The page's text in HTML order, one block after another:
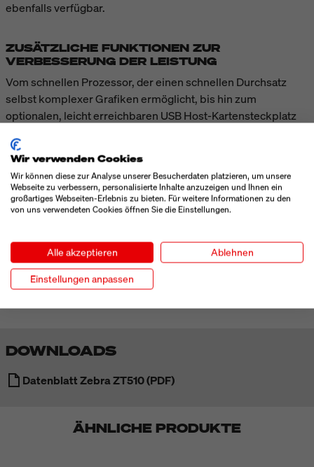
ebenfalls verfügbar.
ZUSÄTZLICHE FUNKTIONEN ZUR
VERBESSERUNG DER LEISTUNG
Vom schnellen Prozessor, der einen schnellen Durchsatz
selbst komplexer Grafiken ermöglicht, bis hin zum
optionalen, leicht erreichbaren USB Host-Kartensteckplatz
Leistung, wo es nur möglich ist. Und dynamische QR-Codes
bieten zusätzlichen webbasierten Support auf Abruf zur
schnellen Lösung von Druckerstörungen.
MEHR ANZEIGEN
DOWNLOADS
Datenblatt Zebra ZT510 (PDF)
ÄHNLICHE PRODUKTE
Wir verwenden Cookies
Wir können diese zur Analyse unserer Besucherdaten platzieren, um unsere
Webseite zu verbessern, personalisierte Inhalte anzuzeigen und Ihnen ein
großartiges Webseiten-Erlebnis zu bieten. Für weitere Informationen zu den
von uns verwendeten Cookies öffnen Sie die Einstellungen.
Alle akzeptieren Ablehnen
Einstellungen anpassen